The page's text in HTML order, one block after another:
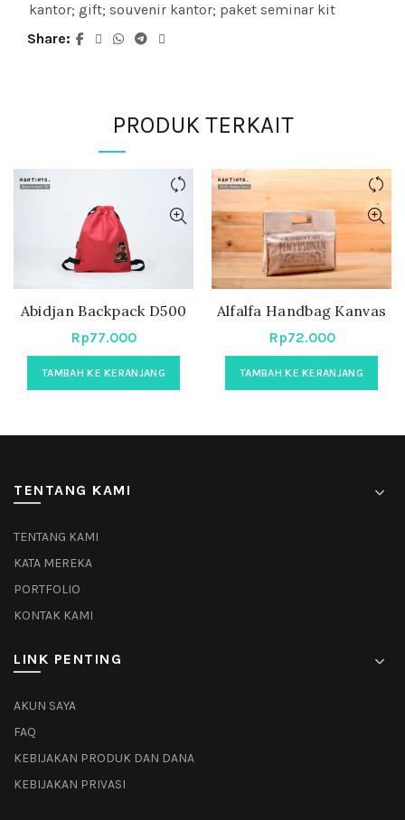
kantor; gift; souvenir kantor; paket seminar kit
Share
PRODUK TERKAIT
Abidjan Backpack D500
Rp77.000
TAMBAH KE KERANJANG
Alfalfa Handbag Kanvas
Rp72.000
TAMBAH KE KERANJANG
TENTANG KAMI
TENTANG KAMI
KATA MEREKA
PORTFOLIO
KONTAK KAMI
LINK PENTING
AKUN SAYA
FAQ
KEBIJAKAN PRODUK DAN DANA
KEBIJAKAN PRIVASI